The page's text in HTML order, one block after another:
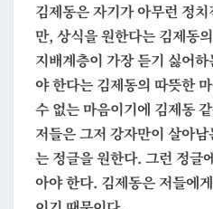
김제동은 자기가 아무런 정
만, 상식을 원한다는 김제동
지배계층이 가장 듣기 싫어
야 한다는 김제동의 따뜻한
수 없는 마음이기에 김제동
저들은 그저 강자만이 살아
는 정글을 원한다. 그런 정글
아야 한다. 김제동은 저들에